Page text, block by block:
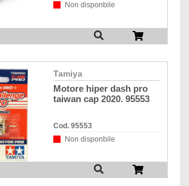
Non disponbile
tamiya
motore hiper dash pro
taiwan cap 2020. 95553
Cod. 95553
Non disponbile